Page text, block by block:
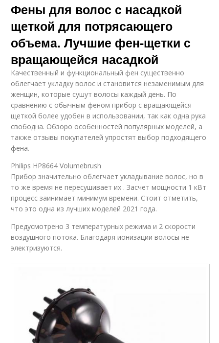
Фены для волос с насадкой
щеткой для потрясающего
объема. Лучшие фен-щетки с
вращающейся насадкой
Качественный и функциональный фен существенно
облегчает укладку волос и становится незаменимым для
женщин, которые сушут волосы каждый день. По
сравнению с обычным феном прибор с вращающейся
щеткой более удобен в использовании, так как одна рука
свободна. Обзоро особенностей популярных моделей, а
также отзывы покупателей упростят выбор подходящего
фена.
Philips HP8664 Volumebrush
Прибор значительно облегчает укладывание волос, но в
то же время не пересушивает их . Засчет мощности 1 кВт
процесс заинимает минимум времени. Стоит отметить,
что это одна из лучших моделей 2021 года.
Предусмотрено 3 температурных режима и 2 скорости
воздушного потока. Благодаря ионизации волосы не
электризуются.